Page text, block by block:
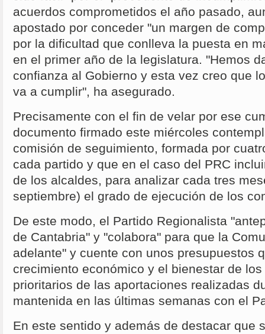
acuerdos comprometidos el año pasado,
apostado por conceder "un margen de
por la dificultad que conlleva la puesta en
en el primer año de la legislatura. "Hemos
confianza al Gobierno y esta vez creo que
va a cumplir", ha asegurado.
Precisamente con el fin de velar por ese
documento firmado este miércoles
comisión de seguimiento, formada por
cada partido y que en el caso del PRC
de los alcaldes, para analizar cada tres
septiembre) el grado de ejecución de los
De este modo, el Partido Regionalista
de Cantabria" y "colabora" para que la
adelante" y cuente con unos presupuestos
crecimiento económico y el bienestar de
prioritarios de las aportaciones realizadas
mantenida en las últimas semanas con el
En este sentido y además de destacar que